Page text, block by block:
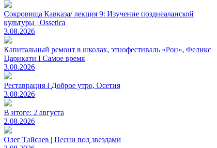
Сокровища Кавказа/ лекция 9: Изучение позднеаланской
культуры | Ossetica
3.08.2026
Капитальный ремонт в школах, этнофестиваль «Рон», Феликс
Царикати I Самое время
3.08.2026
Реставрация I Доброе утро, Осетия
3.08.2026
В итоге: 2 августа
2.08.2026
Олег Тайсаев | Песни под звездами